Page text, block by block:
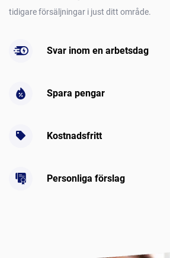
tidigare försäljningar i just ditt område.
Svar inom en arbetsdag
Spara pengar
Kostnadsfritt
Personliga förslag